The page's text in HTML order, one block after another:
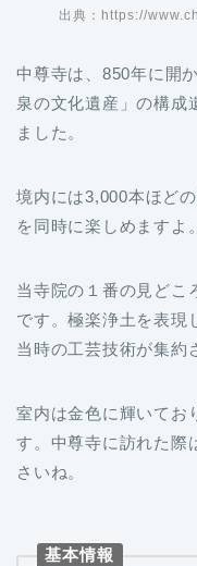
出典：https://
中尊寺は、850年に開
泉の文化遺産」の構成
ました。
境内には3,000本ほど
を同時に楽しめますよ。
当寺院の１番の見どこ
です。極楽浄土を表現
当時の工芸技術が集約
室内は金色に輝いてお
す。中尊寺に訪れた際
さいね。
基本情報